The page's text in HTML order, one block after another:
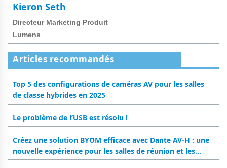
Kieron Seth
Directeur Marketing Produit
Lumens
Articles recommandés
Top 5 des configurations de caméras AV pour les salles
de classe hybrides en 2025
Le problème de l’USB est résolu !
Créez une solution BYOM efficace avec Dante AV-H : une
nouvelle expérience pour les salles de réunion et les
salles de classe